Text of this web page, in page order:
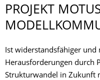
PROJEKT
Ist widerstandsfähiger und
Herausforderungen durch
Strukturwandel in Zukunft